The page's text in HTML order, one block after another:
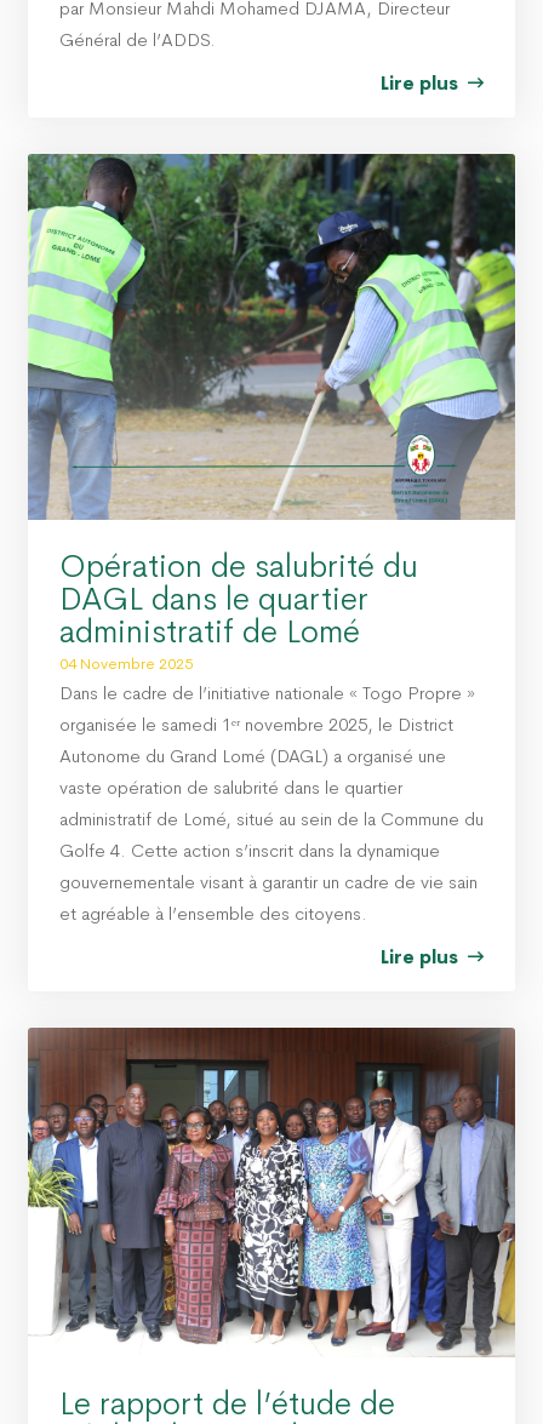
par Monsieur Mahdi Mohamed DJAMA, Directeur
Général de l’ADDS.
Lire plus
Opération de salubrité du
DAGL dans le quartier
administratif de Lomé
04 Novembre 2025
Dans le cadre de l’initiative nationale « Togo Propre »
organisée le samedi 1ᵉʳ novembre 2025, le District
Autonome du Grand Lomé (DAGL) a organisé une
vaste opération de salubrité dans le quartier
administratif de Lomé, situé au sein de la Commune du
Golfe 4. Cette action s’inscrit dans la dynamique
gouvernementale visant à garantir un cadre de vie sain
et agréable à l’ensemble des citoyens.
Lire plus
Le rapport de l’étude de